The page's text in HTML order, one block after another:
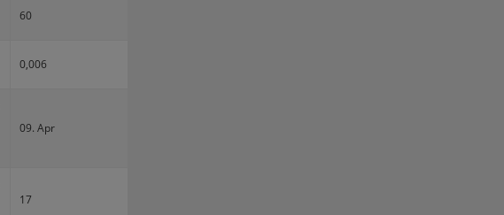
60
0,006
09. Apr
17